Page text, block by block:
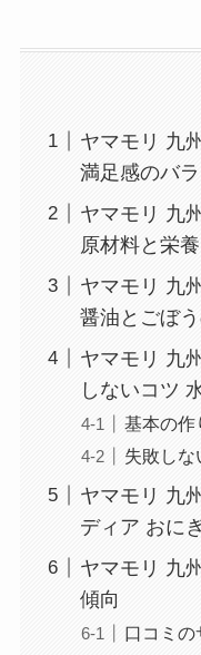
ヤマモリ 九
満足感のバ
ヤマモリ 九
原材料と栄養
ヤマモリ 九
醤油とごぼ
ヤマモリ 九
しないコツ
基本の作
失敗しな
ヤマモリ 九
ディア おに
ヤマモリ 九
傾向
口コミの